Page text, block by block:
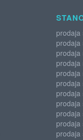
prodaja
prodaja
prodaja
prodaja
prodaja
prodaja
prodaja
prodaja
prodaja
prodaja
prodaja